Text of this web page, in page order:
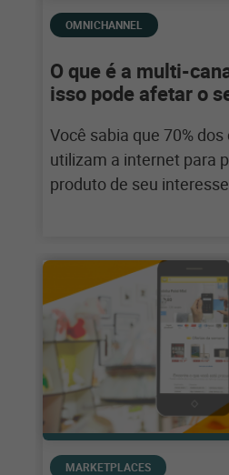
OMNICHANNEL
O que é a multi-
isso pode afetar o
Você sabia que 70%
utilizam a internet para
produto de seu
efetivamente tomarem
MARKETPLACES